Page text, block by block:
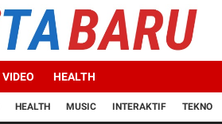
VIDEO HEALTH
HEALTH MUSIC INTERAKTIF TEKNO